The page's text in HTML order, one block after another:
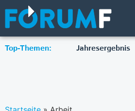
Top-Themen: Jahresergebnis